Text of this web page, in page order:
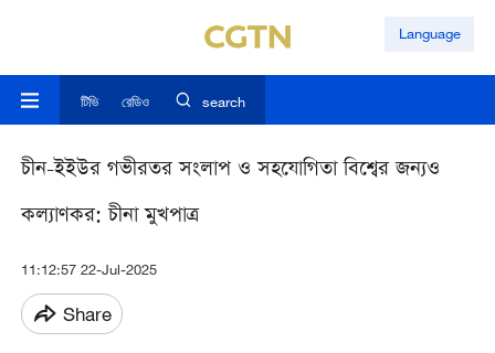
Language
টিভি রেডিও search
চীন-ইইউর গভীরতর সংলাপ ও সহযোগিতা বিশ্বের জন্যও
কল্যাণকর: চীনা মুখপাত্র
11:12:57 22-Jul-2025
Share